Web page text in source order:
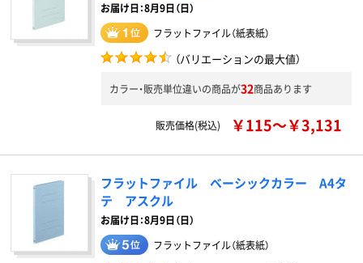
お届け日：8月9日（日）
フラットファイル（紙表紙）
（バリエーションの最大値）
カラー・販売単位違いの商品が32商品あります
販売価格(税込) ￥115～￥3,131
フラットファイル ベーシックカラー A4タ
テ アスクル
お届け日：8月9日（日）
フラットファイル（紙表紙）